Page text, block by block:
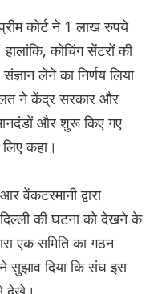
कोर्ट ने 1 लाख रुपये
कोचिंग सेंटरों की
लेने का निर्णय लिया
ने केंद्र सरकार और
मानदंडों और शुरू किए गए
कहा।
वेंकटरमानी द्वारा
की घटना को देखने के
एक समिति का गठन
सुझाव दिया कि संघ इस